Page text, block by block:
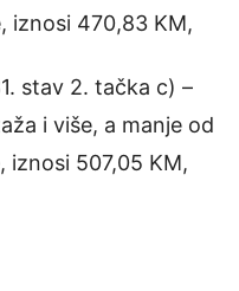
iznosi 470,83 KM,
stav 2. tačka c) –
i više, a manje od
iznosi 507,05 KM,